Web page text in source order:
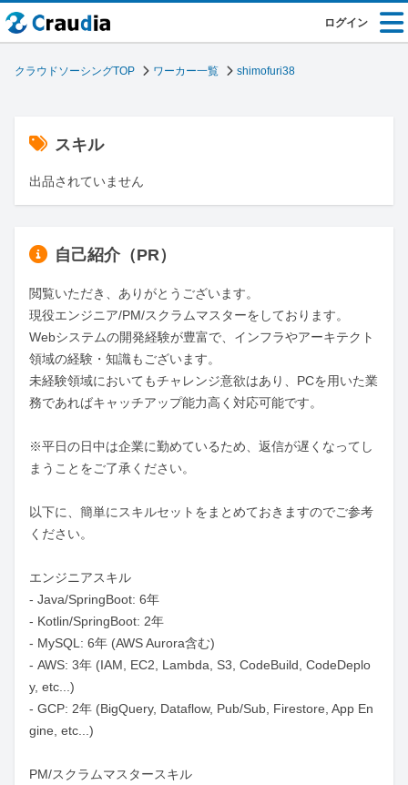
ログイン
クラウドソーシングTOP ワーカー一覧 shimofuri38
スキル
出品されていません
自己紹介（PR）
閲覧いただき、ありがとうございます。
現役エンジニア/PM/スクラムマスターをしております。
Webシステムの開発経験が豊富で、インフラやアーキテクト
領域の経験・知識もございます。
未経験領域においてもチャレンジ意欲はあり、PCを用いた業
務であればキャッチアップ能力高く対応可能です。
※平日の日中は企業に勤めているため、返信が遅くなってし
まうことをご了承ください。
以下に、簡単にスキルセットをまとめておきますのでご参考
ください。
エンジニアスキル
- Java/SpringBoot: 6年
- Kotlin/SpringBoot: 2年
- MySQL: 6年 (AWS Aurora含む)
- AWS: 3年 (IAM, EC2, Lambda, S3, CodeBuild, CodeDeplo
y, etc...)
- GCP: 2年 (BigQuery, Dataflow, Pub/Sub, Firestore, App En
gine, etc...)
PM/スクラムマスタースキル